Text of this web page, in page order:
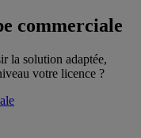
commerciale
la solution adaptée,
votre licence ?